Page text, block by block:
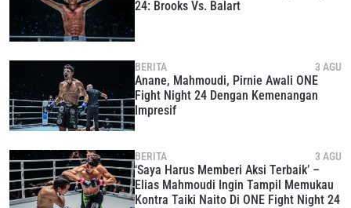
24: Brooks Vs. Balart
BERITA 3 AGU
Anane, Mahmoudi, Pirnie Awali ONE
Fight Night 24 Dengan Kemenangan
Impresif
BERITA 3 AGU
‘Saya Harus Memberi Aksi Terbaik’ –
Elias Mahmoudi Ingin Tampil Memukau
Kontra Taiki Naito Di ONE Fight Night 24
LIHAT SOROTAN TERBAIK
BERLANGGANAN
Dengan mengirimkan formulir ini, anda menyetujui
pengumpulan, penggunaan dan pembukaan informasi
anda berdasarkanKebijakan Privasikami. Anda dapat
membatalkan (unsubscribe) dari jenis komunikasi ini